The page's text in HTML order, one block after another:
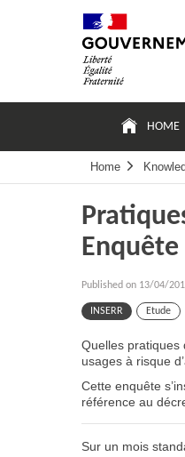
principale
HOME
Home
Published on 13/04/
INSERR Etude
Quelles pratiques
usages à risque
Cette enquête
référence au
Sur un mois